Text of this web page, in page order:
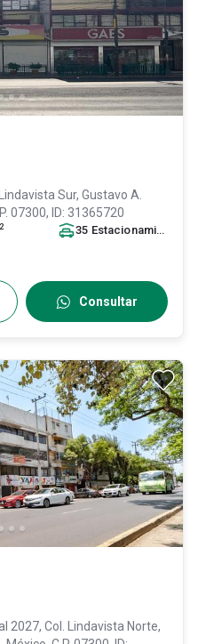
Sur, Gustavo A.
07300, ID: 31365720
2 35 Estacionamiento
Consultar
2027, Col. Lindavista Norte,